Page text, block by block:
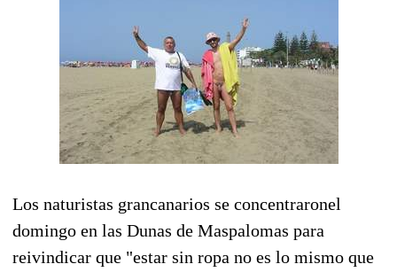
Los naturistas grancanarios se concentraronel
domingo en las Dunas de Maspalomas para
reivindicar que "estar sin ropa no es lo mismo que